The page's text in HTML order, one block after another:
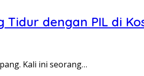
Tidur dengan PIL di
Kali ini seorang…